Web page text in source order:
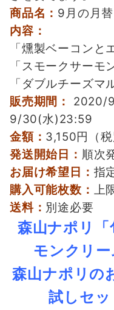
商品名： 9月の月
内容：
「燻製ベーコンと
「スモークサーモ
「ダブルチーズマ
販売期間：
2020/
9/30(水)23:59
金額： 3,150円（税
発送開始日： 順次
お届け希望日： 指
購入可能枚数： 上
送料： 別途必要
森山ナポリ
モンクリー
森山ナポリの
試しセッ